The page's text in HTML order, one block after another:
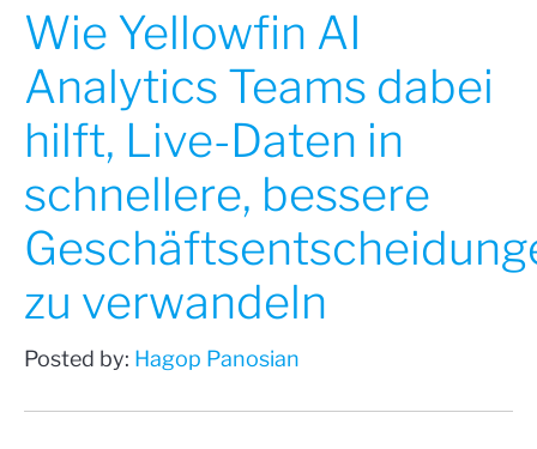
Wie Yellowfin AI
Analytics Teams dabei
hilft, Live-Daten in
schnellere, bessere
zu verwandeln
Posted by: Hagop Panosian